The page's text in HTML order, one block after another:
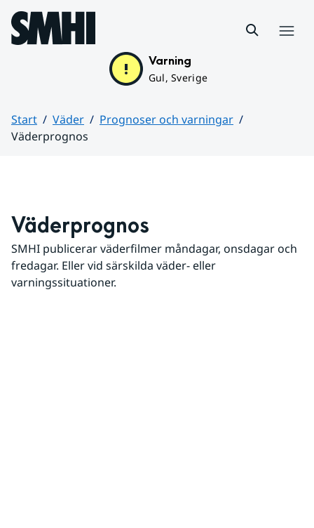
Hoppa till sidans innehåll
Varning
Gul, Sverige
Start Väder
Prognoser och varningar
Väderprognos
Väderprognos
SMHI publicerar väderfilmer måndagar, onsdagar och
fredagar. Eller vid särskilda väder- eller
varningssituationer.